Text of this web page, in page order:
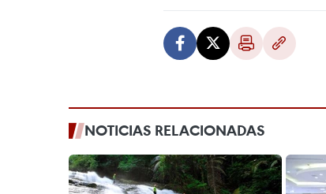
NOTICIAS RELACIONADAS